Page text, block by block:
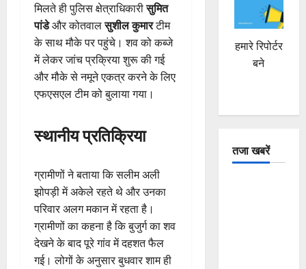
मिलते ही पुलिस क्षेत्राधिकारीसुमित
पांडेऔर कोतवालसुशील कुमारटीम
के साथ मौके पर पहुंचे। शव को कब्जे
में लेकर जांच प्रक्रिया शुरू की गई
और मौके से नमूने एकत्र करने के लिए
एफएसएल टीम को बुलाया गया।
स्थानीय प्रतिक्रिया
ग्रामीणों ने बताया कि सलीम अली
झोपड़ी में अकेले रहते थे और उनका
परिवार अलग मकान में रहता है।
ग्रामीणों का कहना है कि बुजुर्ग का शव
देखने के बाद पूरे गांव में दहशत फैल
गई। लोगों के अनुसार बुधवार शाम ही
हमारे रिपोर्टर
बने
तजा खबरें